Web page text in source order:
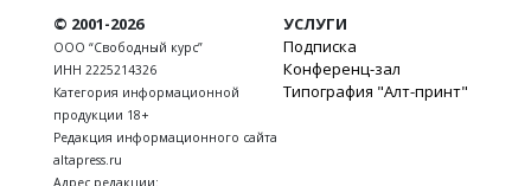
© 2001-2026
ООО “Свободный курс”
ИНН 2225214326
Категория информационной
продукции 18+
Редакция информационного сайта
altapress.ru
Адрес редакции:
УСЛУГИ
Подписка
Конференц-зал
Типография "Алт-принт"